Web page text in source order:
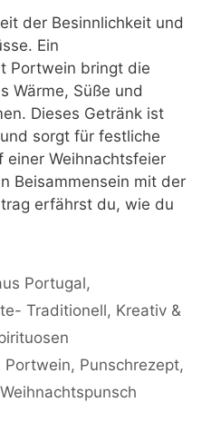
der Besinnlichkeit und
Ein
Portwein bringt die
Wärme, Süße und
Dieses Getränk ist
sorgt für festliche
einer Weihnachtsfeier
Beisammensein mit der
erfährst du, wie du
Portugal,
Traditionell, Kreativ &
Portwein, Punschrezept,
Weihnachtspunsch